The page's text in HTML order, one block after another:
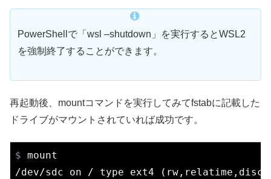
PowerShellで「wsl –shutdown」を実行するとWSL2
を強制終了することができます。
再起動後、mountコマンドを実行してみてfstabに記載した
ドライブがマウントされていれば成功です。
$ mount
/dev/sdc on / type ext4